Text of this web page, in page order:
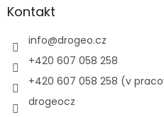
aKontakt
info@drogeo.cz
+420 607 058 258
+420 607 058 258 (v
drogeocz